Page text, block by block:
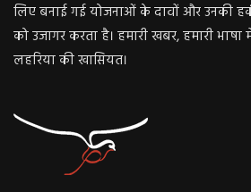
लिए बनाई गई योजनाओं के दावों और उनकी
को उजागर करता है। हमारी खबर, हमारी
लहरिया की खासियत।